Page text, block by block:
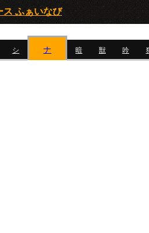
ス ふぁいなび
シ ナ 暗 獣 吟